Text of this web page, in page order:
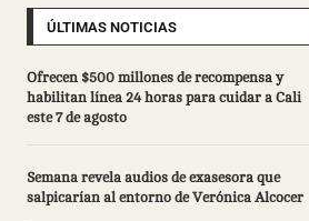
ÚLTIMAS NOTICIAS
Ofrecen $500 millones de recompensa y
habilitan línea 24 horas para cuidar a Cali
este 7 de agosto
Semana revela audios de exasesora que
salpicarían al entorno de Verónica Alcocer